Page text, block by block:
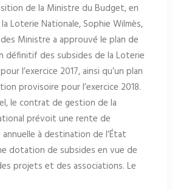
de la Ministre du Budget, en
Loterie Nationale, Sophie Wilmès,
Ministre a approuvé le plan de
définitif des subsides de la Loterie
l’exercice 2017, ainsi qu’un plan
provisoire pour l’exercice 2018.
le contrat de gestion de la
prévoit une rente de
à destination de l’État
dotation de subsides en vue de
projets et des associations. Le